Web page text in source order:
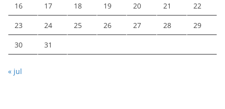
16 17 18 19 20 21 22
23 24 25 26 27 28 29
30 31
« jul